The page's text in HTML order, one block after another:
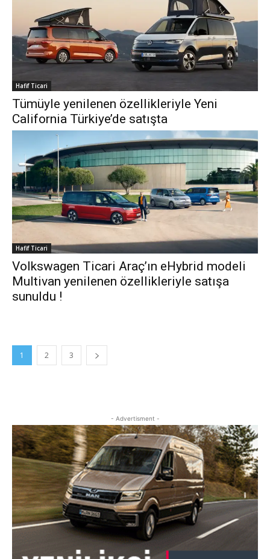
Hafif Ticari
Tümüyle yenilenen özellikleriyle Yeni
California Türkiye’de satışta
Hafif Ticari
Volkswagen Ticari Araç’ın eHybrid modeli
Multivan yenilenen özellikleriyle satışa
sunuldu !
1 2 3
- Advertisment -